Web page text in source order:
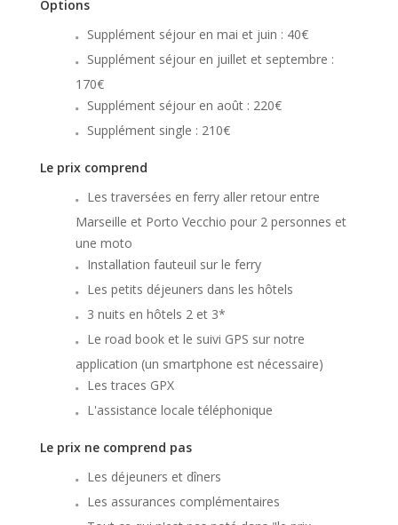
Options
Supplément séjour en mai et juin : 40€
Supplément séjour en juillet et septembre :
170€
Supplément séjour en août : 220€
Supplément single : 210€
Le prix comprend
Les traversées en ferry aller retour entre
Marseille et Porto Vecchio pour 2 personnes et
une moto
Installation fauteuil sur le ferry
Les petits déjeuners dans les hôtels
3 nuits en hôtels 2 et 3*
Le road book et le suivi GPS sur notre
application (un smartphone est nécessaire)
Les traces GPX
L'assistance locale téléphonique
Le prix ne comprend pas
Les déjeuners et dîners
Les assurances complémentaires